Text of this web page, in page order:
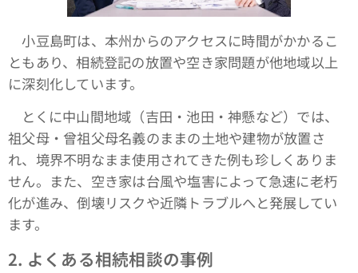
小豆島町は、本州からのアクセスに時間がかかるこ
ともあり、相続登記の放置や空き家問題が他地域以上
に深刻化しています。
とくに中山間地域（吉田・池田・神懸など）では、
祖父母・曾祖父母名義のままの土地や建物が放置さ
れ、境界不明なまま使用されてきた例も珍しくありま
せん。また、空き家は台風や塩害によって急速に老朽
化が進み、倒壊リスクや近隣トラブルへと発展してい
ます。
2. よくある相続相談の事例